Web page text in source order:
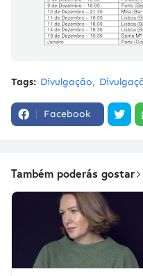
Tags: Divulgação
Facebook
Também poderás gostar